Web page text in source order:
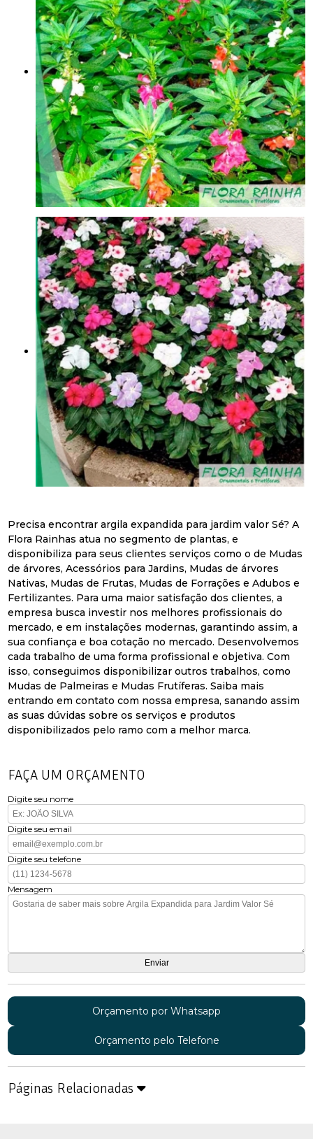
Precisa encontrar argila expandida para jardim valor Sé? A
Flora Rainhas atua no segmento de plantas, e
disponibiliza para seus clientes serviços como o de Mudas
de árvores, Acessórios para Jardins, Mudas de árvores
Nativas, Mudas de Frutas, Mudas de Forrações e Adubos e
Fertilizantes. Para uma maior satisfação dos clientes, a
empresa busca investir nos melhores profissionais do
mercado, e em instalações modernas, garantindo assim, a
sua confiança e boa cotação no mercado. Desenvolvemos
cada trabalho de uma forma profissional e objetiva. Com
isso, conseguimos disponibilizar outros trabalhos, como
Mudas de Palmeiras e Mudas Frutíferas. Saiba mais
entrando em contato com nossa empresa, sanando assim
as suas dúvidas sobre os serviços e produtos
disponibilizados pelo ramo com a melhor marca.
FAÇA UM ORÇAMENTO
Digite seu nome
Digite seu email
Digite seu telefone
Mensagem
Orçamento por Whatsapp
Orçamento pelo Telefone
Páginas Relacionadas